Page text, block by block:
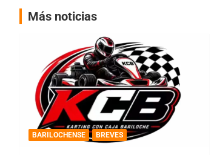
Más noticias
BARILOCHENSE BREVES